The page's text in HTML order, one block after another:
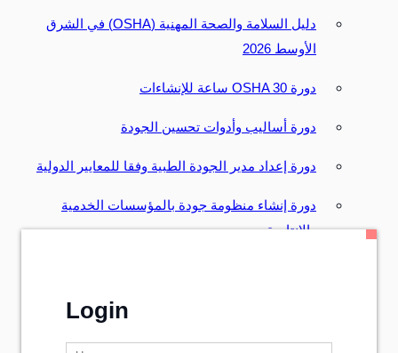
Login
دليل السلامة والصحة المهنية (OSHA) في الشرق
الأوسط 2026
دورة OSHA 30 ساعة للإنشاءات
دورة أساليب وأدوات تحسين الجودة
دورة إعداد مدير الجودة الطبية وفقا للمعايير الدولية
دورة إنشاء منظومة جودة بالمؤسسات الخدمية
والإنتاجية